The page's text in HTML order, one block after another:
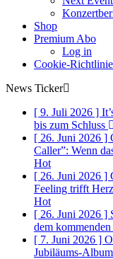
Shop
Premium Abo
Log in
Cookie-
News Ticker
[ 9. Juli 2026 ]
bis zum Schluss
[ 26. Juni 2026 ]
Caller”: Wenn
Hot
[ 26. Juni 2026 ]
Feeling trifft
Hot
[ 26. Juni 2026 ]
dem
[ 7. Juni 2026 ]
Jubiläums-